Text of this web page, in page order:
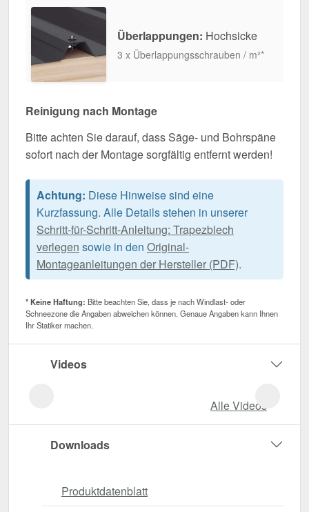
Überlappungen: Hochsicke
3 x Überlappungsschrauben / m²*
Reinigung nach Montage
Bitte achten Sie darauf, dass Säge- und Bohrspäne
sofort nach der Montage sorgfältig entfernt werden!
Achtung: Diese Hinweise sind eine
Kurzfassung. Alle Details stehen in unserer
Schritt-für-Schritt-Anleitung: Trapezblech
verlegen sowie in den Original-
Montageanleitungen der Hersteller (PDF).
* Keine Haftung: Bitte beachten Sie, dass je nach Windlast- oder
Schneezone die Angaben abweichen können. Genaue Angaben kann Ihnen
Ihr Statiker machen.
Videos
Alle Videos
Downloads
Produktdatenblatt